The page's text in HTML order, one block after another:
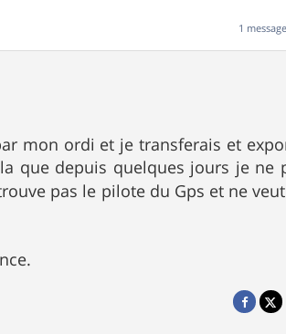
1
mon ordi et je transferais et
que depuis quelques jours je ne
pas le pilote du Gps et ne